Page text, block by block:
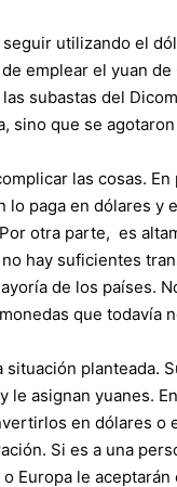
utilizando el
emplear el yuan
subastas del
sino que se
las cosas.
lo paga en dólares
otra parte, es
hay suficientes
de los países.
que todavía
situación planteada.
le asignan yuanes.
en dólares o
Si es a una
Europa le